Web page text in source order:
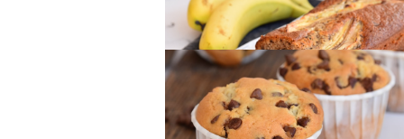
פיצה